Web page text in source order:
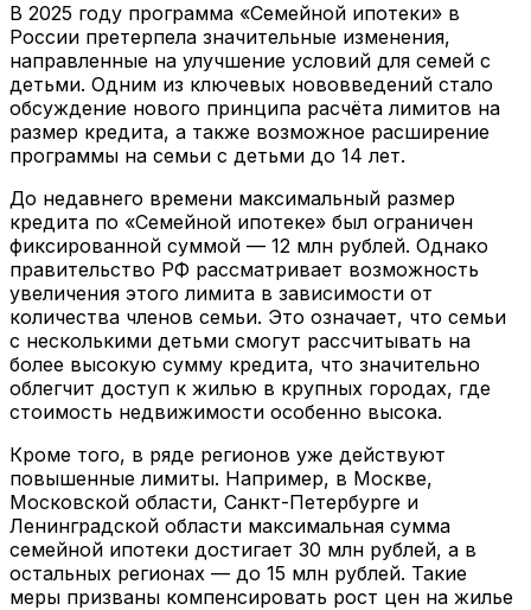
В 2025 году программа «Семейной ипотеки» в
России претерпела значительные изменения,
направленные на улучшение условий для семей с
детьми. Одним из ключевых нововведений стало
обсуждение нового принципа расчёта лимитов на
размер кредита, а также возможное расширение
программы на семьи с детьми до 14 лет.
До недавнего времени максимальный размер
кредита по «Семейной ипотеке» был ограничен
фиксированной суммой — 12 млн рублей. Однако
правительство РФ рассматривает возможность
увеличения этого лимита в зависимости от
количества членов семьи. Это означает, что семьи
с несколькими детьми смогут рассчитывать на
более высокую сумму кредита, что значительно
облегчит доступ к жилью в крупных городах, где
стоимость недвижимости особенно высока.
Кроме того, в ряде регионов уже действуют
повышенные лимиты. Например, в Москве,
Московской области, Санкт-Петербурге и
Ленинградской области максимальная сумма
семейной ипотеки достигает 30 млн рублей, а в
остальных регионах — до 15 млн рублей. Такие
меры призваны компенсировать рост цен на жилье